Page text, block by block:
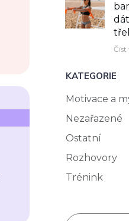
Číst
KATEGORIE
Motivace a
Nezařazené
Ostatní
Rozhovory
Trénink